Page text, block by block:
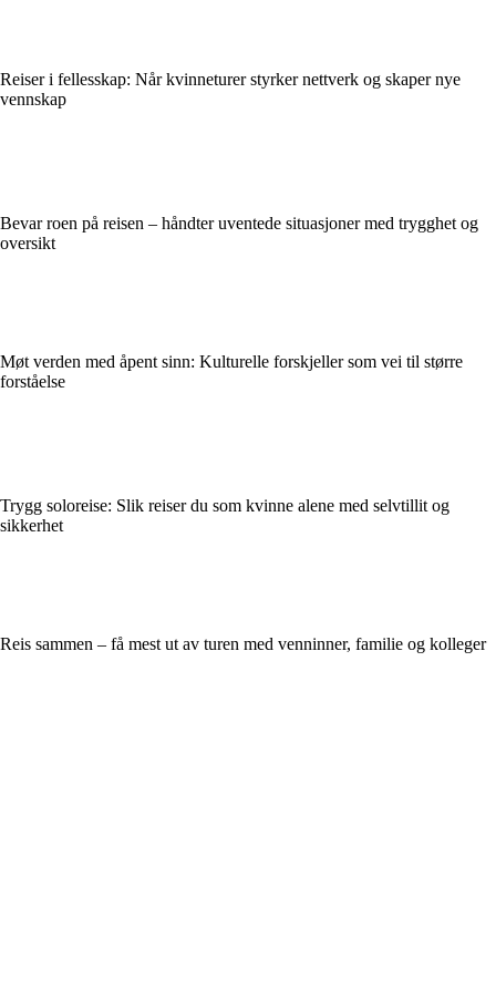
Reiser i fellesskap: Når kvinneturer styrker nettverk og skaper nye
vennskap
Bevar roen på reisen – håndter uventede situasjoner med trygghet og
oversikt
Møt verden med åpent sinn: Kulturelle forskjeller som vei til større
forståelse
Trygg soloreise: Slik reiser du som kvinne alene med selvtillit og
sikkerhet
Reis sammen – få mest ut av turen med venninner, familie og kolleger